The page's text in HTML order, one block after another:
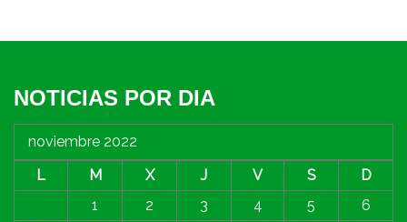
NOTICIAS POR DIA
noviembre 2022
L
M X J V S
D
1
2 3 4 5
6